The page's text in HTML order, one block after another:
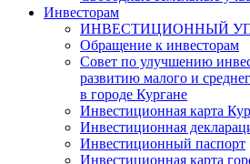
Инвесторам
ИНВЕСТИЦИОННЫЙ
Обращение к инвесторам
Совет по улучшению
развитию малого и
в городе Кургане
Инвестиционная карта
Инвестиционная
Инвестиционный паспорт
Инвестиционная карта